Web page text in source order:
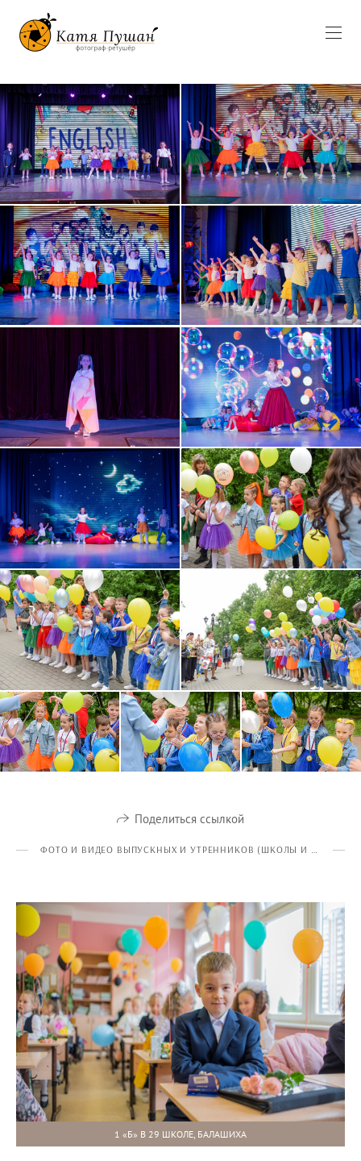
Поделиться ссылкой
1 «Б» В 29 ШКОЛЕ, БАЛАШИХА